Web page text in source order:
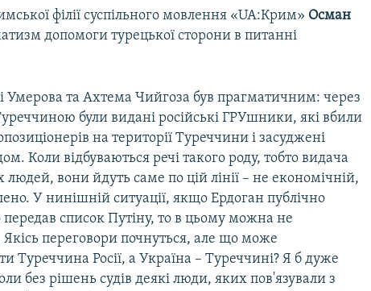
філії суспільного мовлення «UA:Крим» Осман
допомоги турецької сторони в питанні
Умерова та Ахтема Чийгоза був прагматичним: через
були видані російські ГРУшники, які вбили
на території Туреччини і засуджені
Коли відбуваються речі такого роду, тобто видача
вони йдуть саме по цій лінії – не економічній,
У нинішній ситуації, якщо Ердоган публічно
список Путіну, то в цьому можна не
Якісь переговори почнуться, але що може
Туреччина Росії, а Україна – Туреччині? Я б дуже
без рішень судів деякі люди, яких пов'язували з